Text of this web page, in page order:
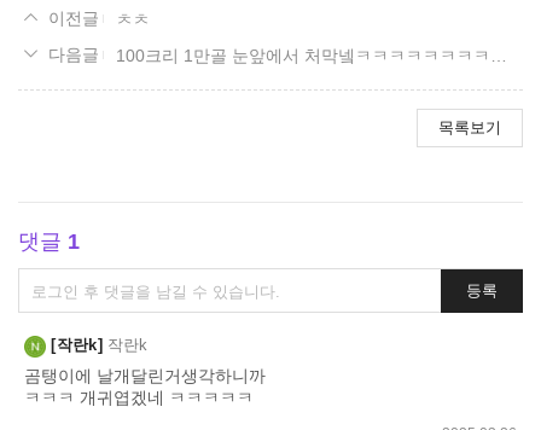
ㅊㅊ
100크리 1만골 눈앞에서 처막넼ㅋㅋㅋㅋㅋㅋㅋㅋㅋㅋ
목록보기
댓글 1
댓
글
쓰
기
등록
작란k 작란k
곰탱이에 날개달린거생각하니까
ㅋㅋㅋ 개귀엽겠네 ㅋㅋㅋㅋㅋ